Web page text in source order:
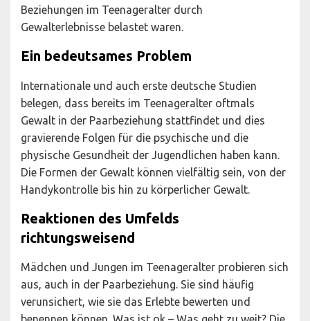
Beziehungen im Teenageralter durch
Gewalterlebnisse belastet waren.
Ein bedeutsames Problem
Internationale und auch erste deutsche Studien
belegen, dass bereits im Teenageralter oftmals
Gewalt in der Paarbeziehung stattfindet und dies
gravierende Folgen für die psychische und die
physische Gesundheit der Jugendlichen haben kann.
Die Formen der Gewalt können vielfältig sein, von der
Handykontrolle bis hin zu körperlicher Gewalt.
Reaktionen des Umfelds
richtungsweisend
Mädchen und Jungen im Teenageralter probieren sich
aus, auch in der Paarbeziehung. Sie sind häufig
verunsichert, wie sie das Erlebte bewerten und